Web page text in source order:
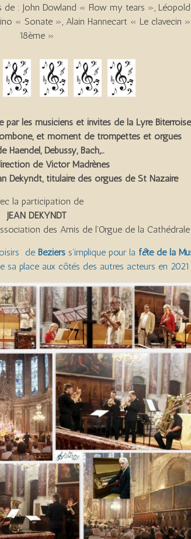
de : John Dowland « Flow my tears »,
« Sonate », Alain Hannecart « Le clavecin
18ème »
par les musiciens et invités de la Lyre
et moment de trompettes et orgues
Haendel, Debussy, Bach,…
de Victor Madrènes
Dekyndt, titulaire des orgues de St Nazaire
la participation de
JEAN DEKYNDT
des Amis de l’Orgue de la
oisirs de Béziers s’implique pour la fête de la
sa place aux côtés des autres acteurs en 2021